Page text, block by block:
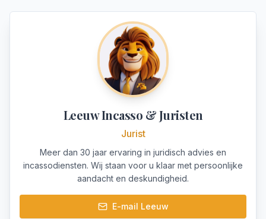
Leeuw Incasso & Juristen
Jurist
Meer dan 30 jaar ervaring in juridisch advies en
incassodiensten. Wij staan voor u klaar met persoonlijke
aandacht en deskundigheid.
E-mail Leeuw